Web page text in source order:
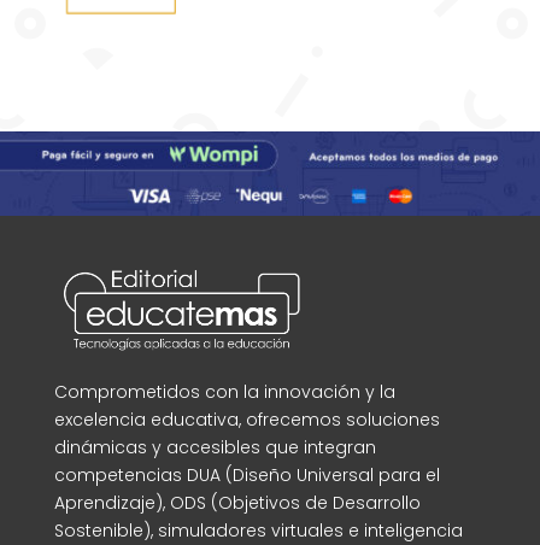
Comprometidos con la innovación y la
excelencia educativa, ofrecemos soluciones
dinámicas y accesibles que integran
competencias DUA (Diseño Universal para el
Aprendizaje), ODS (Objetivos de Desarrollo
Sostenible), simuladores virtuales e inteligencia